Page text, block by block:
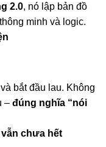
2.0, nó lập bản đồ
minh và logic.
bắt đầu lau. Không
– đúng nghĩa “nói
chưa hết